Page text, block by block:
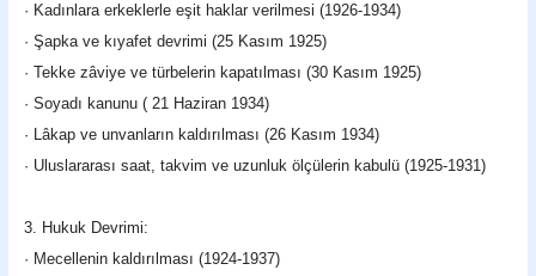
· Kadınlara erkeklerle eşit haklar verilmesi (1926-1934)
· Şapka ve kıyafet devrimi (25 Kasım 1925)
· Tekke zâviye ve türbelerin kapatılması (30 Kasım 1925)
· Soyadı kanunu ( 21 Haziran 1934)
· Lâkap ve unvanların kaldırılması (26 Kasım 1934)
· Uluslararası saat, takvim ve uzunluk ölçülerin kabulü (1925-1931)
3. Hukuk Devrimi:
· Mecellenin kaldırılması (1924-1937)